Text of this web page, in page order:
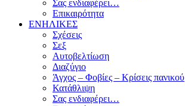
Σας ενδιαφέρει…
Επικαιρότητα
ΕΝΗΛΙΚΕΣ
Σχέσεις
Σεξ
Αυτοβελτίωση
Διαζύγιο
Άγχος – Φοβίες – Κρίσεις πανικού
Κατάθλιψη
Σας ενδιαφέρει…